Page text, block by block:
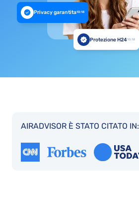
Privacy garantita10:18
Protezione H2410:18
AIRADVISOR È STATO CITATO IN: